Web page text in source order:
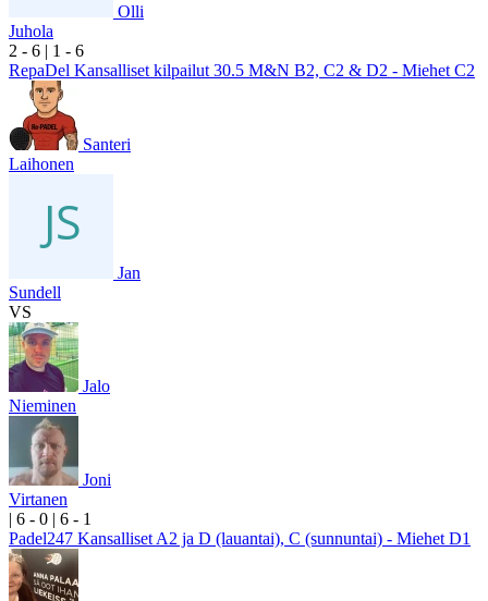
Olli
Juhola
2 - 6 | 1 - 6
RepaDel Kansalliset kilpailut 30.5 M&N B2, C2 & D2 - Miehet C2
Santeri
Laihonen
Jan
Sundell
VS
Jalo
Nieminen
Joni
Virtanen
| 6 - 0 | 6 - 1
Padel247 Kansalliset A2 ja D (lauantai), C (sunnuntai) - Miehet D1